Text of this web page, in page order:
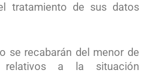
tratamiento de sus datos
se recabarán del menor de
relativos a la situación